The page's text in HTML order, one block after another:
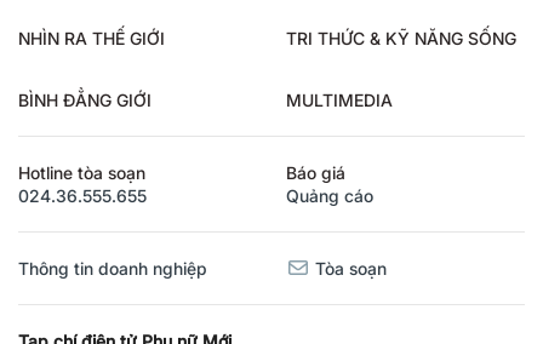
NHÌN RA THẾ GIỚI TRI THỨC & KỸ NĂNG SỐNG
BÌNH ĐẲNG GIỚI MULTIMEDIA
Hotline tòa soạn
024.36.555.655
Báo giá
Quảng cáo
Thông tin doanh nghiệp Tòa soạn
Tạp chí điện tử Phụ nữ Mới